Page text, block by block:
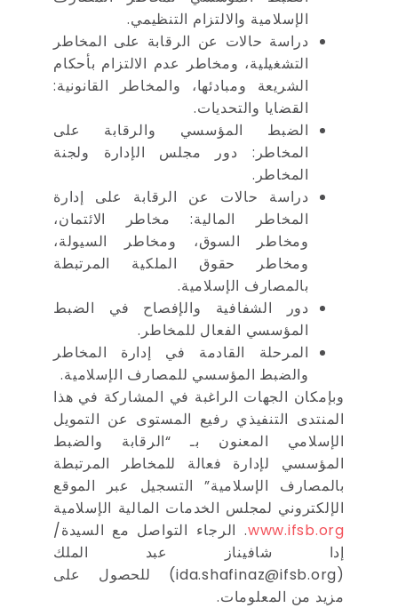
الإسلامية والالتزام التنظيمي.
دراسة حالات عن الرقابة على المخاطر
التشغيلية، ومخاطر عدم الالتزام بأحكام
الشريعة ومبادئها، والمخاطر القانونية:
القضايا والتحديات.
الضبط المؤسسي والرقابة على
المخاطر: دور مجلس الإدارة ولجنة
المخاطر.
دراسة حالات عن الرقابة على إدارة
المخاطر المالية: مخاطر الائتمان،
ومخاطر السوق، ومخاطر السيولة،
ومخاطر حقوق الملكية المرتبطة
بالمصارف الإسلامية.
دور الشفافية والإفصاح في الضبط
المؤسسي الفعال للمخاطر.
المرحلة القادمة في إدارة المخاطر
والضبط المؤسسي للمصارف الإسلامية.
وبإمكان الجهات الراغبة في المشاركة في هذا
المنتدى التنفيذي رفيع المستوى عن التمويل
الإسلامي المعنون بـ “الرقابة والضبط
المؤسسي لإدارة فعالة للمخاطر المرتبطة
بالمصارف الإسلامية” التسجيل عبر الموقع
الإلكتروني لمجلس الخدمات المالية الإسلامية
www.ifsb.org. الرجاء التواصل مع السيدة/
إدا شافيناز عبد الملك
(
ida.shafinaz@ifsb.org) للحصول على
مزيد من المعلومات.